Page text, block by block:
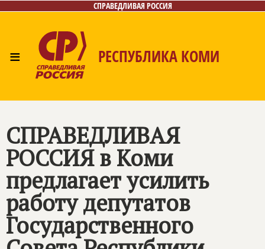
СПРАВЕДЛИВАЯ РОССИЯ
≡ РЕСПУБЛИКА КОМИ
Контакты
Поиск
СПРАВЕДЛИВАЯ
РОССИЯв Коми
предлагает усилить
работу депутатов
Государственного